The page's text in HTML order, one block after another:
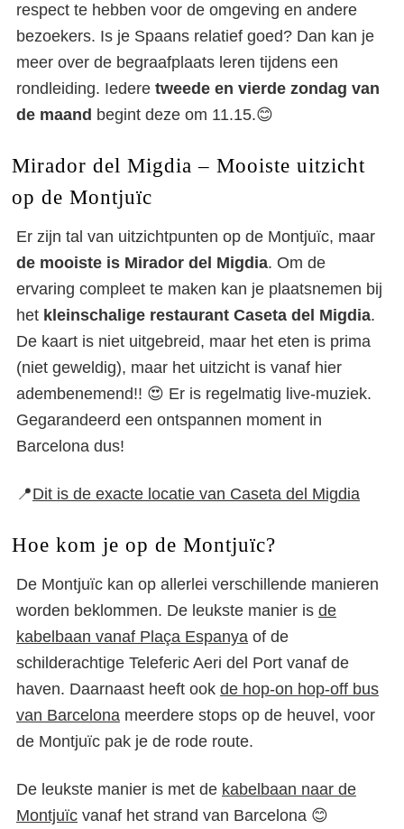
respect te hebben voor de omgeving en andere
bezoekers. Is je Spaans relatief goed? Dan kan je
meer over de begraafplaats leren tijdens een
rondleiding. Iedere tweede en vierde zondag van
de maand begint deze om 11.15.😊
Mirador del Migdia – Mooiste uitzicht
op de Montjuïc
Er zijn tal van uitzichtpunten op de Montjuïc, maar
de mooiste is Mirador del Migdia. Om de
ervaring compleet te maken kan je plaatsnemen bij
het kleinschalige restaurant Caseta del Migdia.
De kaart is niet uitgebreid, maar het eten is prima
(niet geweldig), maar het uitzicht is vanaf hier
adembenemend!! 😍 Er is regelmatig live-muziek.
Gegarandeerd een ontspannen moment in
Barcelona dus!
📍Dit is de exacte locatie van Caseta del Migdia
Hoe kom je op de Montjuïc?
De Montjuïc kan op allerlei verschillende manieren
worden beklommen. De leukste manier is de
kabelbaan vanaf Plaça Espanya of de
schilderachtige Teleferic Aeri del Port vanaf de
haven. Daarnaast heeft ook de hop-on hop-off bus
van Barcelona meerdere stops op de heuvel, voor
de Montjuïc pak je de rode route.
De leukste manier is met de kabelbaan naar de
Montjuïc vanaf het strand van Barcelona 😊